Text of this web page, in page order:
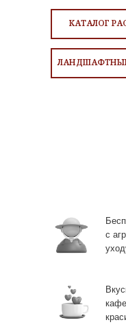
КАТАЛОГ
с